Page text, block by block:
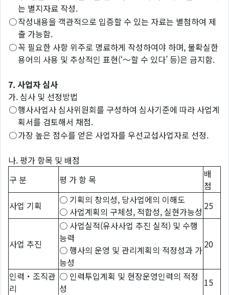
는 별지자료 작성.
○작성내용을 객관적으로 입증할 수 있는 자료는 별첨하여 제
출 가능함.
○꼭 필요한 사항 위주로 명료하게 작성하여야 하며, 불확실한
용어의 사용 및 추상적인 표현(‘～할 수 있다’ 등)은 금지함.
7. 사업자 심사
가. 심사 및 선정방법
○행사사업사 심사위원회를 구성하여 심사기준에 따라 사업계
획서를 검토해서 채점.
○가장 높은 점수를 얻은 사업자를 우선교섭사업자로 선정.
나. 평가 항목 및 배점
구 분
평 가 항 목
배
점
사업 기획
○ 기획의 창의성, 당사업에의 이해도
○ 사업계획의 구체성, 적합성, 실현가능성 25
사업 추진
○ 사업실적(유사사업 추진 실적) 및 수행
능력
○ 행사의 운영 및 관리계획의 적정성과 가
능성
20
인력・조직관
리
○ 인력투입계획 및 현장운영인력의 적정
성
15